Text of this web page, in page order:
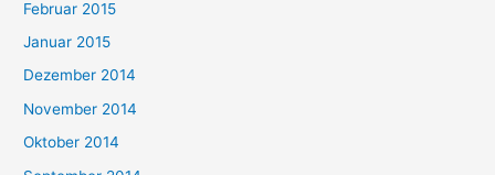
Februar 2015
Januar 2015
Dezember 2014
November 2014
Oktober 2014